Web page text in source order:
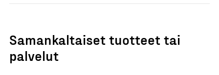
Samankaltaiset tuotteet tai
palvelut